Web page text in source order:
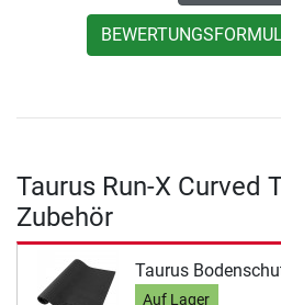
Taurus Run-X Curved
Zubehör
Taurus
Auf Lager